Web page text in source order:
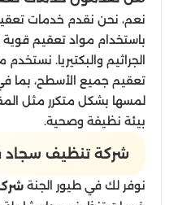
نعم، نحن نقدم خدمات
باستخدام مواد تعقيم
الجراثيم والبكتيريا.
تعقيم جميع الأسطح، بما
لمسها بشكل متكرر مثل
بيئة نظيفة وصحية.
شركة تنظيف سجاد​
نوفر لك في طيور الجنة